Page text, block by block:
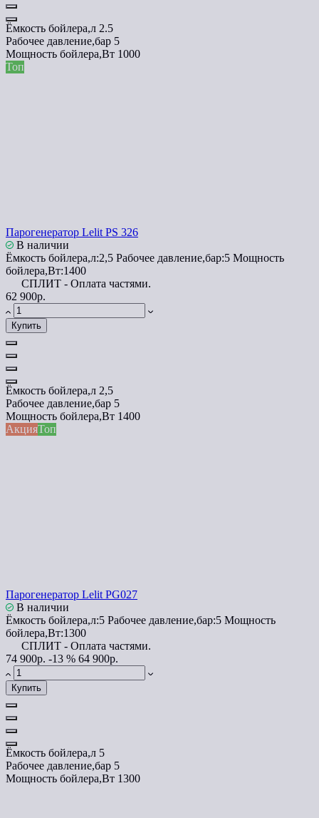
Ёмкость бойлера,л 2.5
Рабочее давление,бар 5
Мощность бойлера,Вт 1000
Топ
Парогенератор Lelit PS 326
В наличии
Ёмкость бойлера,л:2,5 Рабочее давление,бар:5 Мощность
бойлера,Вт:1400
СПЛИТ - Оплата частями.
62 900р.
Купить
Ёмкость бойлера,л 2,5
Рабочее давление,бар 5
Мощность бойлера,Вт 1400
АкцияТоп
Парогенератор Lelit PG027
В наличии
Ёмкость бойлера,л:5 Рабочее давление,бар:5 Мощность
бойлера,Вт:1300
СПЛИТ - Оплата частями.
74 900р. -13 % 64 900р.
Купить
Ёмкость бойлера,л 5
Рабочее давление,бар 5
Мощность бойлера,Вт 1300